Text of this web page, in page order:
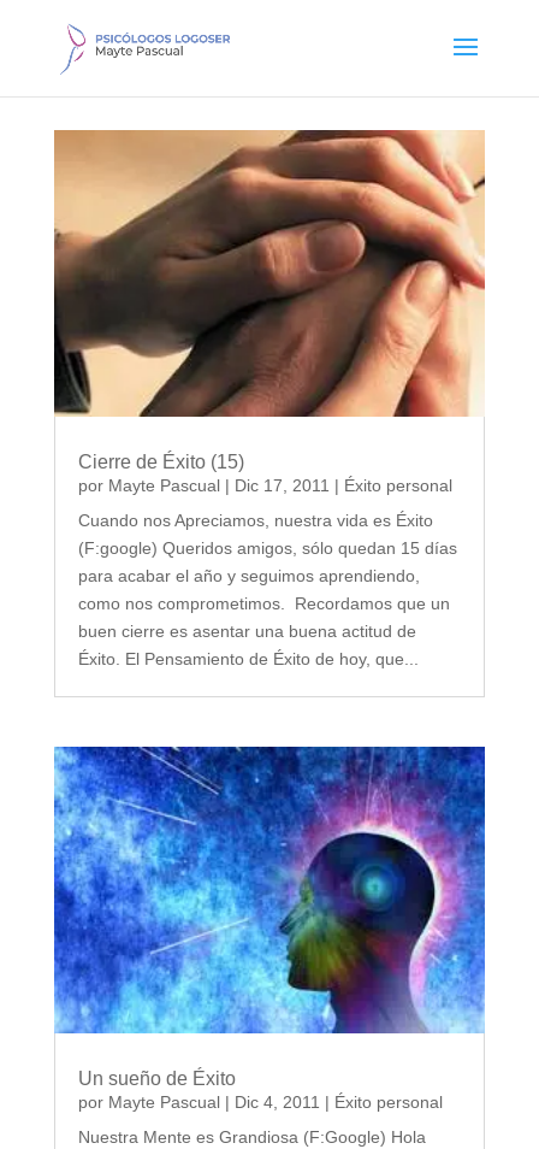
Cierre de Éxito (15)
por Mayte Pascual| Dic 17, 2011 | Éxito personal
Cuando nos Apreciamos, nuestra vida es Éxito
(F:google) Queridos amigos, sólo quedan 15 días
para acabar el año y seguimos aprendiendo,
como nos comprometimos. Recordamos que un
buen cierre es asentar una buena actitud de
Éxito. El Pensamiento de Éxito de hoy, que...
Un sueño de Éxito
por Mayte Pascual| Dic 4, 2011 | Éxito personal
Nuestra Mente es Grandiosa (F:Google) Hola